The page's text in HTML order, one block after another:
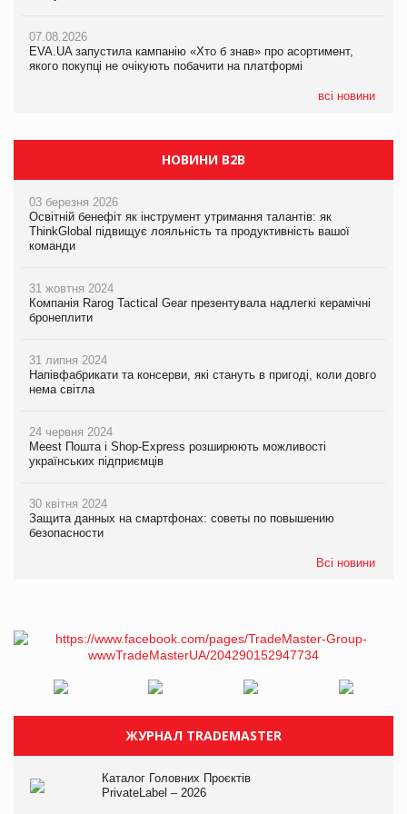
07.08.2026
EVA.UA запустила кампанію «Хто б знав» про асортимент,
якого покупці не очікують побачити на платформі
всі новини
05.08.2026
Мережа супермаркетів VARUS купує мережу магазинів
НОВИНИ B2B
03 березня 2026
Освітній бенефіт як інструмент утримання талантів: як
ThinkGlobal підвищує лояльність та продуктивність вашої
команди
31 жовтня 2024
Компанія Rarog Tactical Gear презентувала надлегкі керамічні
бронеплити
31 липня 2024
Напівфабрикати та консерви, які стануть в пригоді, коли довго
нема світла
24 червня 2024
Meest Пошта і Shop-Express розширюють можливості
українських підприємців
30 квітня 2024
Защита данных на смартфонах: советы по повышению
безопасности
Всі новини
ЖУРНАЛ TRADEMASTER
Каталог Головних Проєктів
PrivateLabel – 2026